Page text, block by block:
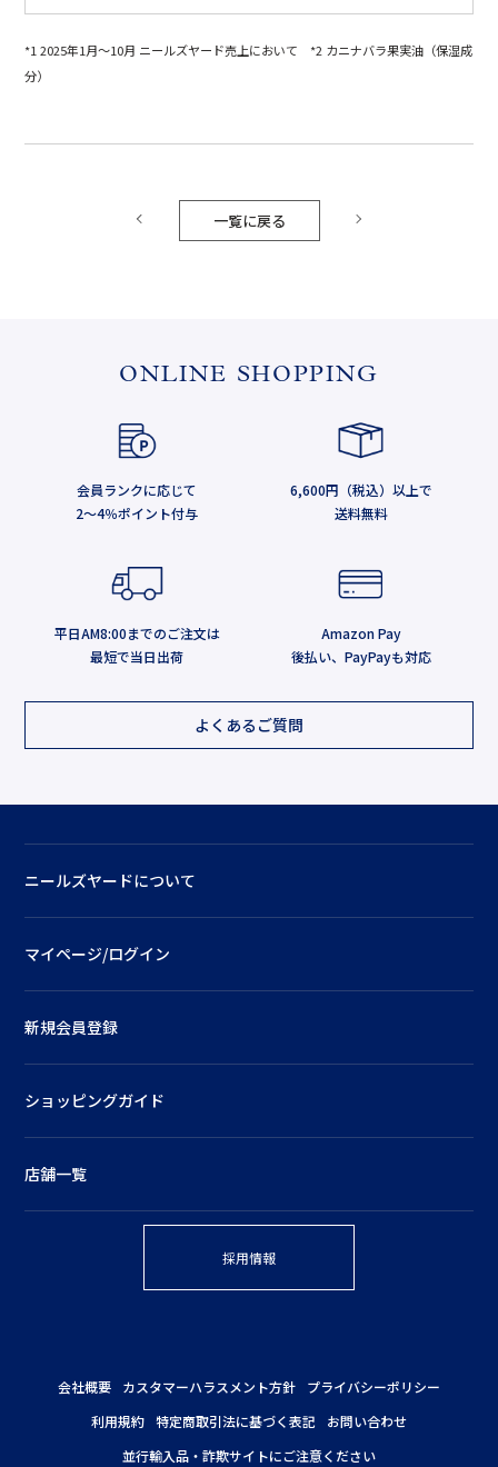
*1 2025年1月～10月 ニールズヤード売上において *2 カニナバラ果実油（保湿成
分）
一覧に戻る
ONLINE SHOPPING
会員ランクに応じて
2～4％ポイント付与
6,600円（税込）以上で
送料無料
平日AM8:00までのご注文は
最短で当日出荷
Amazon Pay
後払い、PayPayも対応
よくあるご質問
ニールズヤードについて
マイページ/ログイン
新規会員登録
ショッピングガイド
店舗一覧
採用情報
会社概要 カスタマーハラスメント方針
プライバシーポリシー
利用規約 特定商取引法に基づく表記
お問い合わせ
並行輸入品・詐欺サイトにご注意ください